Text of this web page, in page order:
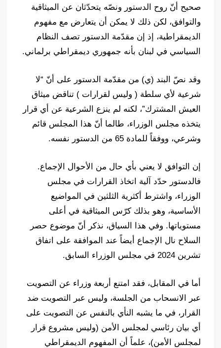
صحيح أنّ روح الدستور ونصّه يتحدّثان عن الميثاقية
والتوافق، لكن ذلك لا يمكن أن يتعارض مع مفهوم
الديمقراطية، إذ إن مقدّمة الدستور تصف النظام
السياسي في لبنان بأنه جمهوري ديمقراطي برلماني.
وقد نصّ البند (ي) من مقدّمة الدستور على أنّ “لا
شرعية لأي سلطة ( وليس لقرارات ) تناقض ميثاق
العيش المشترك”، لكنه لم ينزع الشرعية عن أي قرار
يتخذه مجلس الوزراء، طالما أنّ هذا المجلس قائم
وشرعي، ووفقاً للمادة 65 من الدستور نفسه.
إن التوافق لا يعني بأي حال من الأحوال الإجماع.
فالدستور حدّد آلية اتخاذ القرارات في مجلس
الوزراء، واشترط أكثرية الثلثين في المواضيع
الأساسية، وهو بذلك كرّس الميثاقية في أعلى
مستوياتها. وفي هذا السياق، نذكر أنّ موضوع حصر
السلاح نال الإجماع أيضاً عند الموافقة على اتفاق
تشرين 2024 في مجلس الوزراء السابق.
أما في المقابل، فقد امتنع أربعة وزراء عن التصويت
عبر الانسحاب من الجلسة، وليس عبر التصويت ضد
القرار، في ما يشبه النأي بالنفس عن التصويت على
أي بيان رئاسي لمجلس الأمن (وليس مشروع قرار
لمجلس الأمن)، علماً أن المفهوم الديمقراطي